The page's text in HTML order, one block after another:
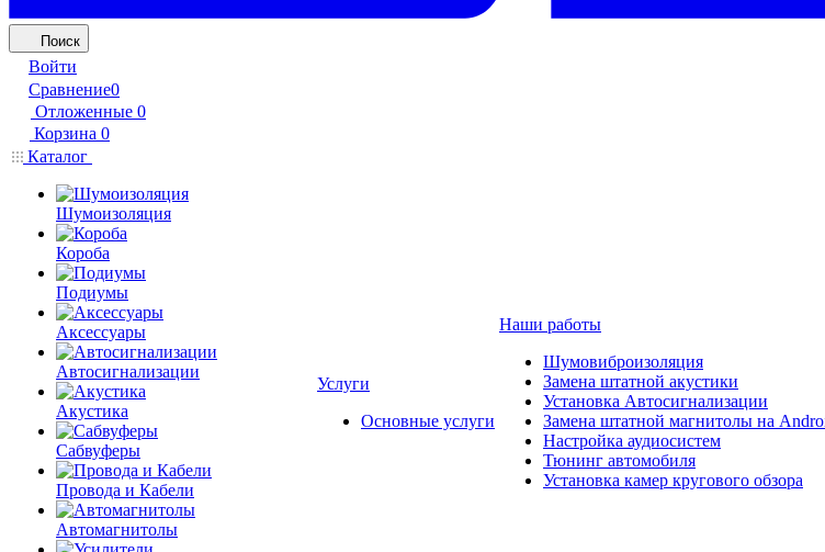
Поиск
Войти
Сравнение0
Отложенные 0
Корзина 0
Каталог
Шумоизоляция
Короба
Подиумы
Аксессуары
Автосигнализации
Акустика
Сабвуферы
Провода и Кабели
Автомагнитолы
Услуги
Основные услуги
Наши работы
Шумовиброизоляция
Замена штатной акустики
Установка Автосигнализации
Замена штатной магнитолы на
Настройка аудиосистем
Тюнинг автомобиля
Установка камер кругового обзора